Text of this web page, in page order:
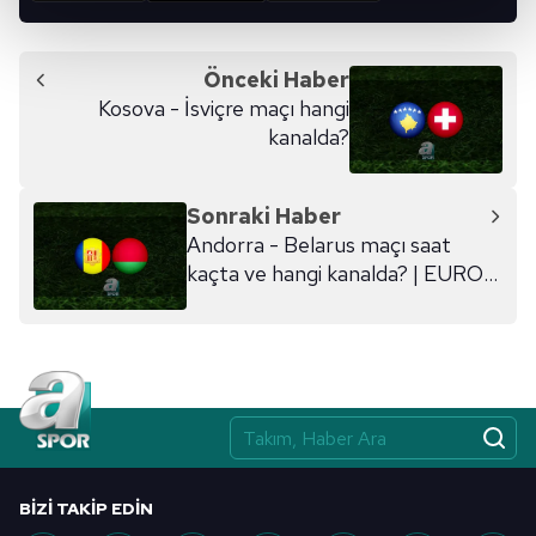
kalemimiz olduğunu sizlere hatırlatmak isteriz.
Her halükârda, kullanıcılar, bu çerezlere izin vermedikleri
takdirde, kullanıcılara hedefli reklamlar
gösterilmeyecektir."
Sizlere daha iyi bir hizmet sunabilmek için İnternet
Sitemizde kendimize ve üçüncü kişilere ait çerezler
kullanılmaktadır. Bu çerezler vasıtasıyla çeşitli kişisel
verileriniz işlenmekte olup gerekli olan çerezler bilgi
toplumu hizmetlerinin sunulması amacıyla
reklam/pazarlama faaliyetlerinin yapılması, amaçlarıyla
sınırlı olarak açık rızanız dahilinde kullanılacaktır.
Çerezlere ilişkin tercihlerinizi aşağıda yer alan panel
için Ayarlar butonuna tıklayabilir,
Önceki Haber
Kosova - İsviçre maçı hangi
kanalda?
Sonraki Haber
Andorra - Belarus maçı saat
kaçta ve hangi kanalda? | EURO
BIZI TAKIP EDIN